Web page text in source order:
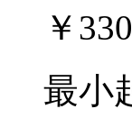
￥
最小